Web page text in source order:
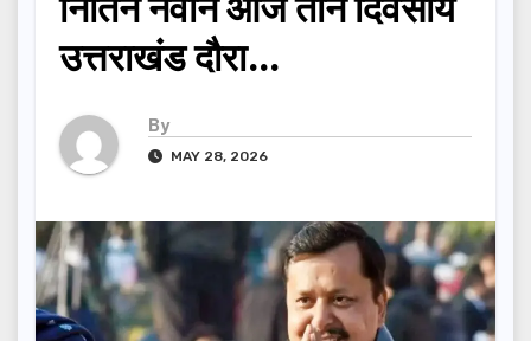
उत्तराखंड दौरा…
By
MAY 28, 2026